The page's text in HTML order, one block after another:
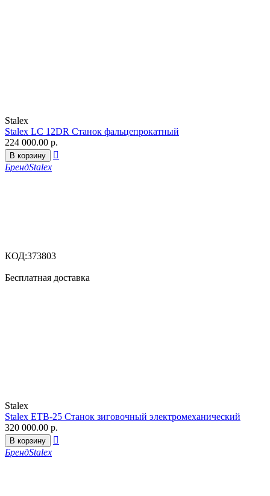
Stalex
Stalex LC 12DR Станок фальцепрокатный
224 000.00 р.
В корзину

БрендStalex
КОД:373803
Бесплатная доставка
Stalex
Stalex ETB-25 Станок зиговочный электромеханический
320 000.00 р.
В корзину

БрендStalex